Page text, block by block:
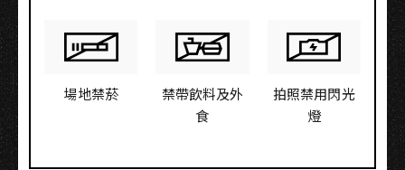
場地禁菸
禁帶飲料及外
食
拍照禁用閃光
燈